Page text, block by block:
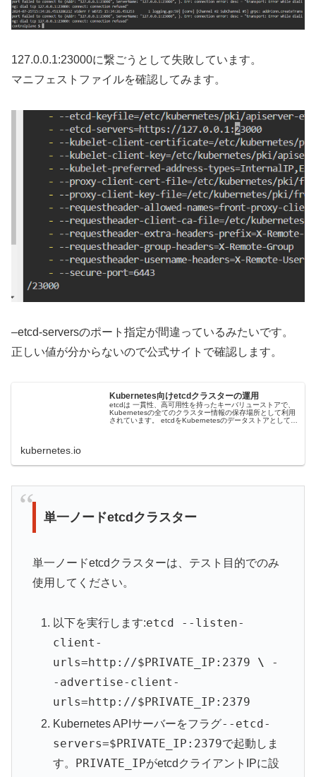
127.0.0.1:23000に繋ごうとして失敗しています。
マニフェストファイルを確認してみます。
–etcd-serversのポート指定が間違っているみたいです。
正しい値が分からないので公式サイトで確認します。
Kubernetes向けetcdクラスターの運用
etcdは 一貫性、高可用性を持ったキーバリューストアで、
Kubernetesの全てのクラスター情報の保存場所として利用
されています。 etcdをKubernetesのデータストアとして使
kubernetes.io
単一ノードetcdクラスター
単一ノードetcdクラスターは、テスト目的でのみ
使用してください。
以下を実行します:etcd --listen-
client-
urls=http://$PRIVATE_IP:2379 \
-
-advertise-client-
urls=http://$PRIVATE_IP:2379
Kubernetes APIサーバーをフラグ--etcd-
servers=$PRIVATE_IP:2379で起動しま
す。 PRIVATE_IPがetcdクライアントIPに設